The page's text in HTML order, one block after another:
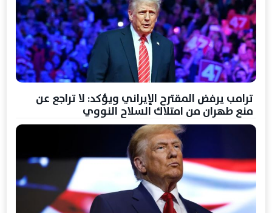
ترامب يرفض المقترح الإيراني ويؤكد: لا تراجع عن
منع طهران من امتلاك السلاح النووي